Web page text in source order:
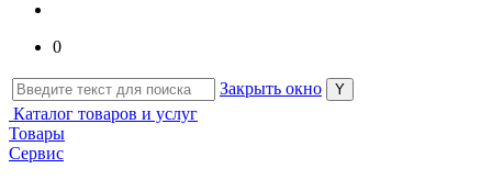
0
Закрыть окно
Каталог товаров и услуг
Товары
Сервис